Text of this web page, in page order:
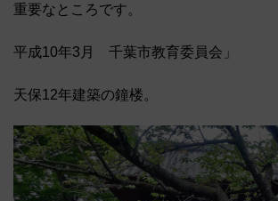
重要なところです。
平成10年3月 千葉市教育委員会」
天保12年建築の鐘楼。